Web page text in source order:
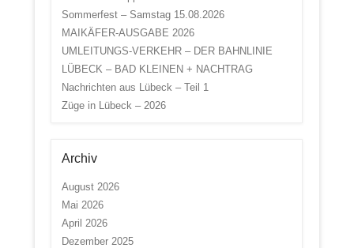
Sommerfest – Samstag 15.08.2026
MAIKÄFER-AUSGABE 2026
UMLEITUNGS-VERKEHR – DER BAHNLINIE
LÜBECK – BAD KLEINEN + NACHTRAG
Nachrichten aus Lübeck – Teil 1
Züge in Lübeck – 2026
Archiv
August 2026
Mai 2026
April 2026
Dezember 2025